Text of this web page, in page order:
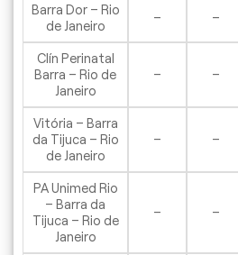
Barra Dor – Rio
de Janeiro
– –
Clín Perinatal
Barra – Rio de
Janeiro
– –
Vitória – Barra
da Tijuca – Rio
de Janeiro
– –
PA Unimed Rio
– Barra da
Tijuca – Rio de
Janeiro
– –